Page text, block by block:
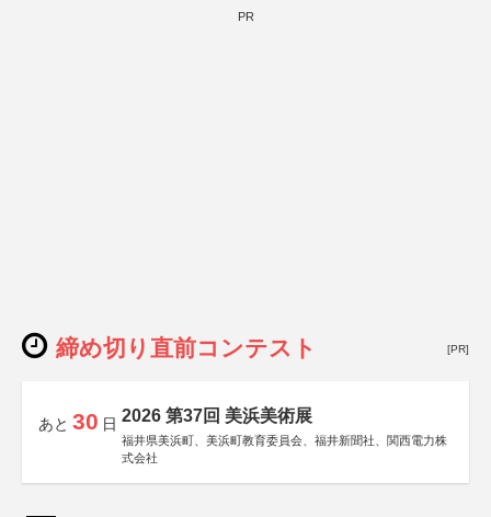
PR
締め切り直前コンテスト [PR]
あと 30 日 2026 第37回 美浜美術展
福井県美浜町、美浜町教育委員会、福井新聞社、関西電力株
式会社